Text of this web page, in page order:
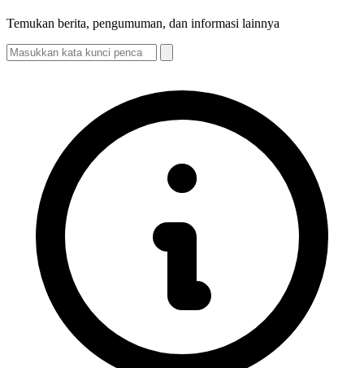
Temukan berita, pengumuman, dan informasi lainnya